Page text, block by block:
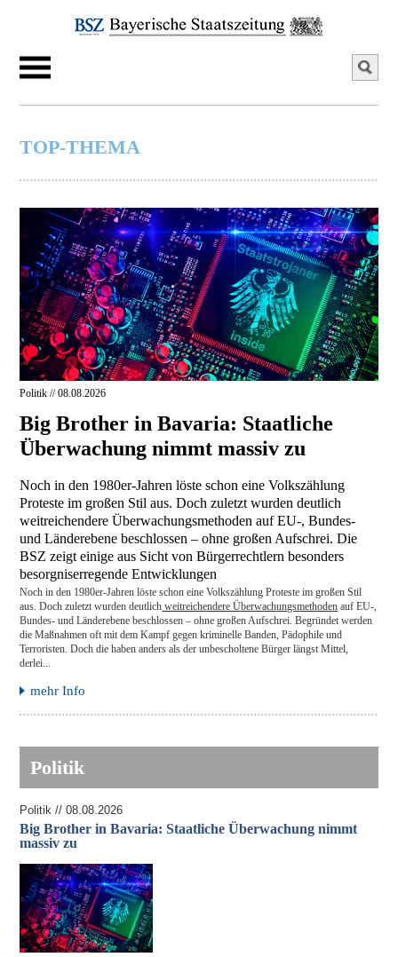
TOP-THEMA
Politik // 08.08.2026
Big Brother in Bavaria: Staatliche
Überwachung nimmt massiv zu
Noch in den 1980er-Jahren löste schon eine Volkszählung
Proteste im großen Stil aus. Doch zuletzt wurden deutlich
weitreichendere Überwachungsmethoden auf EU-, Bundes-
und Länderebene beschlossen – ohne großen Aufschrei. Die
BSZ zeigt einige aus Sicht von Bürgerrechtlern besonders
besorgniserregende Entwicklungen
Noch in den 1980er-Jahren löste schon eine Volkszählung Proteste im großen Stil
aus. Doch zuletzt wurden deutlich weitreichendere Überwachungsmethoden auf EU-,
Bundes- und Länderebene beschlossen – ohne großen Aufschrei. Begründet werden
die Maßnahmen oft mit dem Kampf gegen kriminelle Banden, Pädophile und
Terroristen. Doch die haben anders als der unbescholtene Bürger längst Mittel,
derlei...
mehr Info
Politik
Politik // 08.08.2026
Big Brother in Bavaria: Staatliche Überwachung nimmt
massiv zu